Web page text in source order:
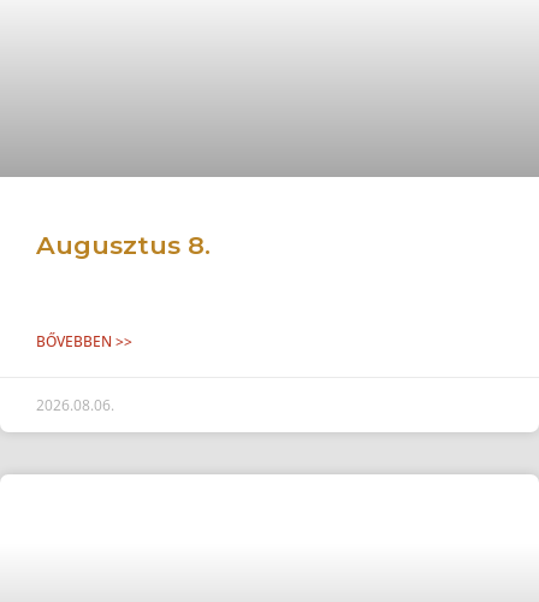
Augusztus 8.
BŐVEBBEN >>
2026.08.06.